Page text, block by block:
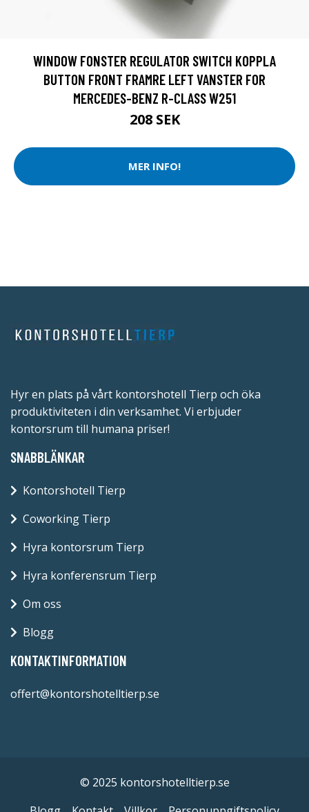
WINDOW FONSTER REGULATOR SWITCH KOPPLA
BUTTON FRONT FRAMRE LEFT VANSTER FOR
MERCEDES-BENZ R-CLASS W251
208 SEK
MER INFO!
Hyr en plats på vårt kontorshotell Tierp och öka
produktiviteten i din verksamhet. Vi erbjuder
kontorsrum till humana priser!
SNABBLÄNKAR
Kontorshotell Tierp
Coworking Tierp
Hyra kontorsrum Tierp
Hyra konferensrum Tierp
Om oss
Blogg
KONTAKTINFORMATION
offert@kontorshotelltierp.se
© 2025 kontorshotelltierp.se